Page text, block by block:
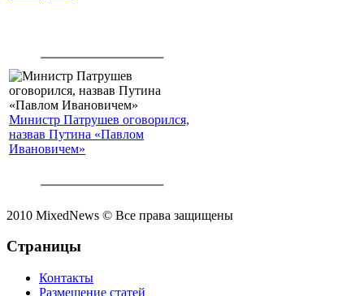
Министр Патрушев оговорился,
назвав Путина «Павлом
Ивановичем»
2010 MixedNews © Все права защищены
Страницы
Контакты
Размещение статей